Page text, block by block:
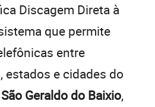
Discagem Direta à
que permite
entre
estados e cidades do
São Geraldo do Baixio,